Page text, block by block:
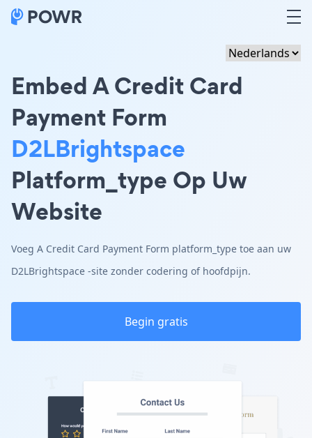
Embed A Credit Card
Payment Form
D2LBrightspace
Platform_type Op Uw
Website
Voeg A Credit Card Payment Form platform_type toe aan uw
D2LBrightspace -site zonder codering of hoofdpijn.
Begin gratis